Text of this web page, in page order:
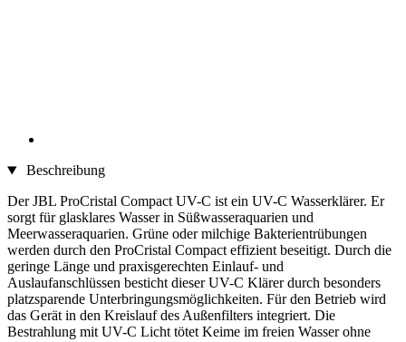
Beschreibung
Der JBL ProCristal Compact UV-C ist ein UV-C Wasserklärer. Er
sorgt für glasklares Wasser in Süßwasseraquarien und
Meerwasseraquarien. Grüne oder milchige Bakterientrübungen
werden durch den ProCristal Compact effizient beseitigt. Durch die
geringe Länge und praxisgerechten Einlauf- und
Auslaufanschlüssen besticht dieser UV-C Klärer durch besonders
platzsparende Unterbringungsmöglichkeiten. Für den Betrieb wird
das Gerät in den Kreislauf des Außenfilters integriert. Die
Bestrahlung mit UV-C Licht tötet Keime im freien Wasser ohne